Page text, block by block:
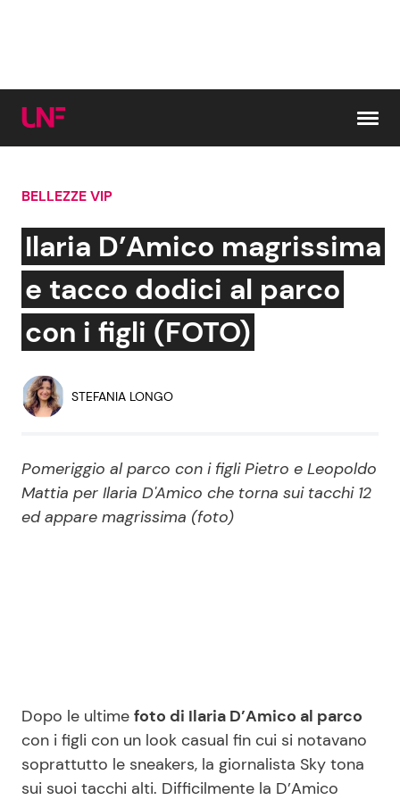
Cerca:
News e Cronaca
Attualità Italiana
Economia
Persone Scomparse
Politica
Gossip e TV
Bellezze VIP
Programmi TV
Reality e Talent
News Musica
News Spettacolo
BELLEZZE VIP
Ilaria D’Amico magrissima
e tacco dodici al parco
con i figli (FOTO)
STEFANIA LONGO
Pomeriggio al parco con i figli Pietro e Leopoldo
Mattia per Ilaria D'Amico che torna sui tacchi 12
ed appare magrissima (foto)
Dopo le ultime foto di Ilaria D’Amico al parco
con i figli con un look casual fin cui si notavano
soprattutto le sneakers, la giornalista Sky tona
sui suoi tacchi alti. Difficilmente la D’Amico